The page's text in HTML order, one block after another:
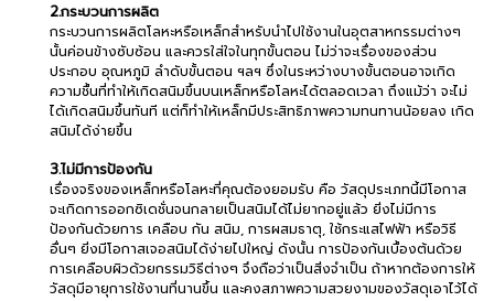
2.กระบวนการผลิต
กระบวนการผลิตโลหะหรือเหล็กสำหรับนำไปใช้งานในอุตสาหกรรมต่างๆ
นั้นค่อนข้างซับซ้อน และควรใส่ใจในทุกขั้นตอน ไม่ว่าจะเรื่องของส่วน
ประกอบ อุณหภูมิ ลำดับขั้นตอน ฯลฯ ซึ่งในระหว่างบางขั้นตอนอาจเกิด
ความชื้นที่ทำให้เกิดสนิมขึ้นบนเหล็กหรือโลหะได้ตลอดเวลา ถึงแม้ว่า จะไม่
ได้เกิดสนิมขึ้นทันที แต่ก็ทำให้เหล็กมีประสิทธิภาพความทนทานน้อยลง เกิด
สนิมได้ง่ายขึ้น
3.ไม่มีการป้องกัน
เรื่องจริงของเหล็กหรือโลหะที่คุณต้องยอมรับ คือ วัสดุประเภทนี้มีโอกาส
จะเกิดการออกซิเดชั่นจนกลายเป็นสนิมได้ไม่ยากอยู่แล้ว ยิ่งไม่มีการ
ป้องกันด้วยการ เคลือบ กัน สนิม, การผสมธาตุ, ใช้กระแสไฟฟ้า หรือวิธี
อื่นๆ ยิ่งมีโอกาสเจอสนิมได้ง่ายไปใหญ่ ดังนั้น การป้องกันเบื้องต้นด้วย
การเคลือบผิวด้วยกรรมวิธีต่างๆ จึงถือว่าเป็นสิ่งจำเป็น ถ้าหากต้องการให้
วัสดุมีอายุการใช้งานที่นานขึ้น และคงสภาพความสวยงามของวัสดุเอาไว้ได้